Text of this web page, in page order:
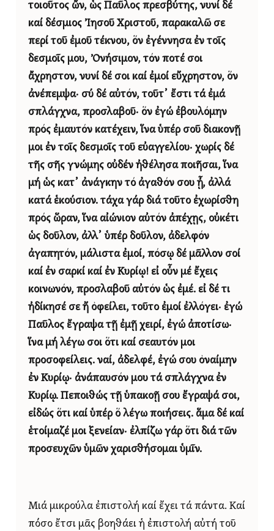
τοιοῦτος ὤν, ὡς Παῦλος πρεσβύτης, νυνί δέ
καί δέσμιος Ἰησοῦ Χριστοῦ, παρακαλῶ σε
περί τοῦ ἐμοῦ τέκνου, ὅν ἐγέννησα ἐν τοῖς
δεσμοῖς μου, Ὀνήσιμον, τόν ποτέ σοι
ἄχρηστον, νυνί δέ σοι καί ἐμοί εὔχρηστον, ὅν
ἀνέπεμψα· σύ δέ αὐτόν, τοῦτ᾿ ἔστι τά ἐμά
σπλάγχνα, προσλαβοῦ· ὅν ἐγώ ἐβουλόμην
πρός ἐμαυτόν κατέχειν, ἵνα ὑπέρ σοῦ διακονῇ
μοι ἐν τοῖς δεσμοῖς τοῦ εὐαγγελίου· χωρίς δέ
τῆς σῆς γνώμης οὐδέν ἠθέλησα ποιῆσαι, ἵνα
μή ὡς κατ᾿ ἀνάγκην τό ἀγαθόν σου ᾖ, ἀλλά
κατά ἑκούσιον. τάχα γάρ διά τοῦτο ἐχωρίσθη
πρός ὥραν, ἵνα αἰώνιον αὐτόν ἀπέχῃς, οὐκέτι
ὡς δοῦλον, ἀλλ᾿ ὑπέρ δοῦλον, ἀδελφόν
ἀγαπητόν, μάλιστα ἐμοί, πόσῳ δέ μᾶλλον σοί
καί ἐν σαρκί καί ἐν Κυρίῳ! εἰ οὖν μέ ἔχεις
κοινωνόν, προσλαβοῦ αὐτόν ὡς ἐμέ. εἰ δέ τι
ἠδίκησέ σε ἤ ὀφείλει, τοῦτο ἐμοί ἐλλόγει· ἐγώ
Παῦλος ἔγραψα τῇ ἐμῇ χειρί, ἐγώ ἀποτίσω·
ἵνα μή λέγω σοι ὅτι καί σεαυτόν μοι
προσοφείλεις. ναί, ἀδελφέ, ἐγώ σου ὀναίμην
ἐν Κυρίῳ· ἀνάπαυσόν μου τά σπλάγχνα ἐν
Κυρίῳ. Πεποιθώς τῇ ὑπακοῇ σου ἔγραψά σοι,
εἰδώς ὅτι καί ὑπέρ ὅ λέγω ποιήσεις. ἅμα δέ καί
ἑτοίμαζέ μοι ξενείαν· ἐλπίζω γάρ ὅτι διά τῶν
προσευχῶν ὑμῶν χαρισθήσομαι ὑμῖν.
Μιά μικρούλα ἐπιστολή καί ἔχει τά πάντα. Καί
πόσο ἔτσι μᾶς βοηθάει ἡ ἐπιστολή αὐτή τοῦ